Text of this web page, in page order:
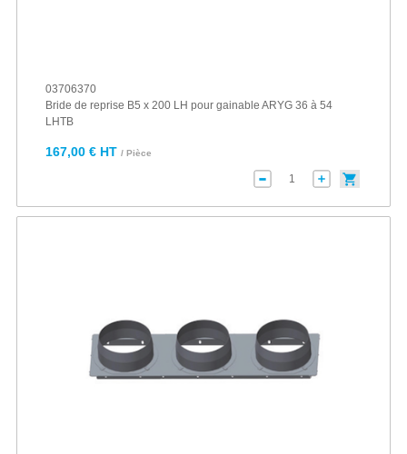
03706370
Bride de reprise B5 x 200 LH pour gainable ARYG 36 à 54
LHTB
167,00 € HT / Pièce